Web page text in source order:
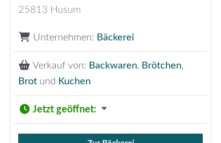
25813 Husum
Unternehmen: Bäckerei
Verkauf von: Backwaren, Brötchen,
Brot und Kuchen
Jetzt geöffnet: